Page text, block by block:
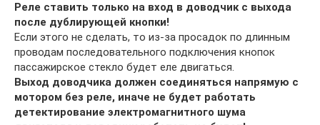
Реле ставить только на вход в доводчик с выхода
после дублирующей кнопки!
Если этого не сделать, то из-за просадок по длинным
проводам последовательного подключения кнопок
пассажирское стекло будет еле двигаться.
Выход доводчика должен соединяться напрямую с
мотором без реле, иначе не будет работать
детектирование электромагнитного шума